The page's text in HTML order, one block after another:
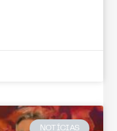
NOTÍCIAS